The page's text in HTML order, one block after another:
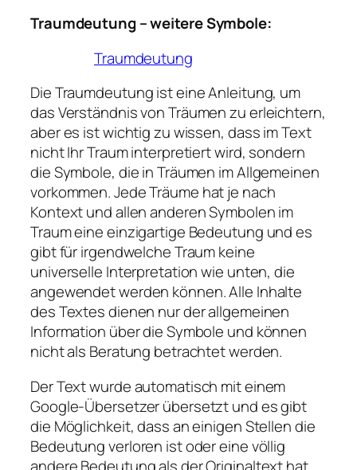
Traumdeutung – weitere Symbole:
Traumdeutung
Die Traumdeutung ist eine Anleitung, um
das Verständnis von Träumen zu erleichtern,
aber es ist wichtig zu wissen, dass im Text
nicht Ihr Traum interpretiert wird, sondern
die Symbole, die in Träumen im Allgemeinen
vorkommen. Jede Träume hat je nach
Kontext und allen anderen Symbolen im
Traum eine einzigartige Bedeutung und es
gibt für irgendwelche Traum keine
universelle Interpretation wie unten, die
angewendet werden können. Alle Inhalte
des Textes dienen nur der allgemeinen
Information über die Symbole und können
nicht als Beratung betrachtet werden.
Der Text wurde automatisch mit einem
Google-Übersetzer übersetzt und es gibt
die Möglichkeit, dass an einigen Stellen die
Bedeutung verloren ist oder eine völlig
andere Bedeutung als der Originaltext hat.